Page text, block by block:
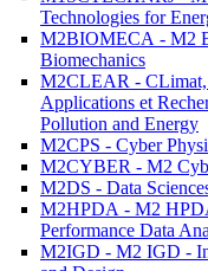
Technologies for
M2BIOMECA - M2
Biomechanics
M2CLEAR - CLimat,
Applications et
Pollution and Energy
M2CPS - Cyber
M2CYBER - M2
M2DS - Data
M2HPDA - M2
Performance Data
M2IGD - M2 IGD -